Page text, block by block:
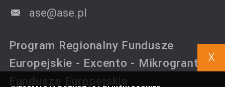
ase@ase.pl
Program Regionalny Fundusze
Europejskie - Excento - Mikrogranty
Fundusze Europejskie
X